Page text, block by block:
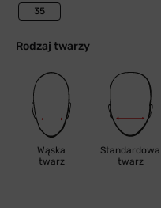
Rodzaj twarzy
Wąska
twarz
Standardowa
twarz